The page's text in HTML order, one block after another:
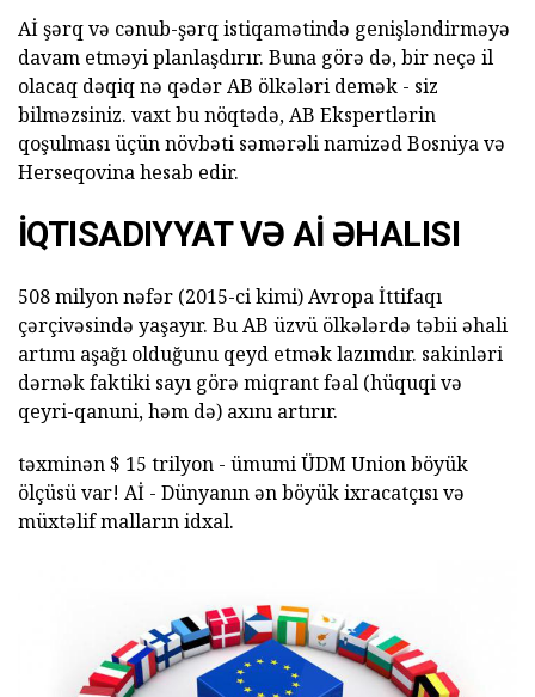
Aİ şərq və cənub-şərq istiqamətində genişləndirməyə
davam etməyi planlaşdırır. Buna görə də, bir neçə il
olacaq dəqiq nə qədər AB ölkələri demək - siz
bilməzsiniz. vaxt bu nöqtədə, AB Ekspertlərin
qoşulması üçün növbəti səmərəli namizəd Bosniya və
Herseqovina hesab edir.
İQTISADIYYAT VƏ Aİ ƏHALISI
508 milyon nəfər (2015-ci kimi) Avropa İttifaqı
çərçivəsində yaşayır. Bu AB üzvü ölkələrdə təbii əhali
artımı aşağı olduğunu qeyd etmək lazımdır. sakinləri
dərnək faktiki sayı görə miqrant fəal (hüquqi və
qeyri-qanuni, həm də) axını artırır.
təxminən $ 15 trilyon - ümumi ÜDM Union böyük
ölçüsü var! Aİ - Dünyanın ən böyük ixracatçısı və
müxtəlif malların idxal.